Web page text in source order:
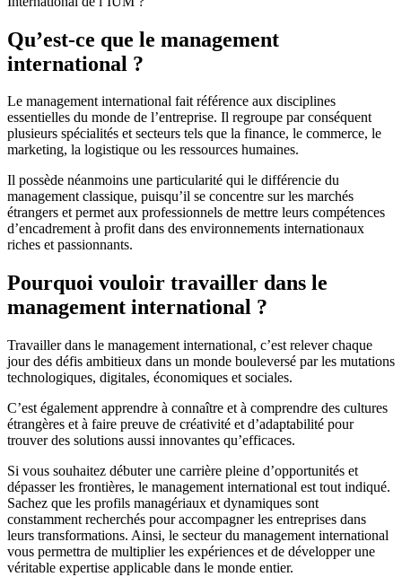
Qu’est-ce que le management
international ?
Le management international fait référence aux disciplines
essentielles du monde de l’entreprise. Il regroupe par conséquent
plusieurs spécialités et secteurs tels que la finance, le commerce, le
marketing, la logistique ou les ressources humaines.
Il possède néanmoins une particularité qui le différencie du
management classique, puisqu’il se concentre sur les marchés
étrangers et permet aux professionnels de mettre leurs compétences
d’encadrement à profit dans des environnements internationaux
riches et passionnants.
Pourquoi vouloir travailler dans le
management international ?
Travailler dans le management international, c’est relever chaque
jour des défis ambitieux dans un monde bouleversé par les mutations
technologiques, digitales, économiques et sociales.
C’est également apprendre à connaître et à comprendre des cultures
étrangères et à faire preuve de créativité et d’adaptabilité pour
trouver des solutions aussi innovantes qu’efficaces.
Si vous souhaitez débuter une carrière pleine d’opportunités et
dépasser les frontières, le management international est tout indiqué.
Sachez que les profils managériaux et dynamiques sont
constamment recherchés pour accompagner les entreprises dans
leurs transformations. Ainsi, le secteur du management international
vous permettra de multiplier les expériences et de développer une
véritable expertise applicable dans le monde entier.